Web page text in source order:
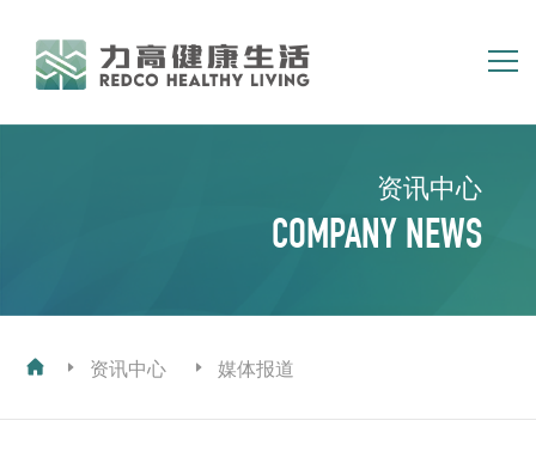
人力资源
资讯中心
COMPANY NEWS
资讯中心 媒体报道